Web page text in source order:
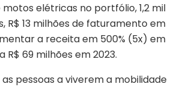
elétricas no portfólio, 1,2 mil
R$ 13 milhões de faturamento em
a receita em 500% (5x) em
R$ 69 milhões em 2023.
pessoas a viverem a mobilidade